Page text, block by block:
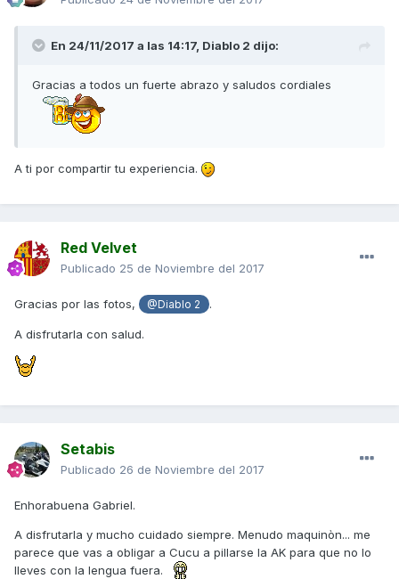
En 24/11/2017 a las 14:17, Diablo 2 dijo:
Gracias a todos un fuerte abrazo y saludos cordiales
A ti por compartir tu experiencia.
Red Velvet
Publicado 25 de Noviembre del 2017
Gracias por las fotos, @Diablo 2 .
A disfrutarla con salud.
Setabis
Publicado 26 de Noviembre del 2017
Enhorabuena Gabriel.
A disfrutarla y mucho cuidado siempre. Menudo maquinòn... me
parece que vas a obligar a Cucu a pillarse la AK para que no lo
lleves con la lengua fuera.